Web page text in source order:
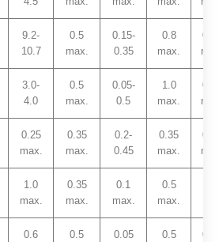
9.2-
10.7
0.5
max.
0.15-
0.35
0.8
max.
3.0-
4.0
0.5
max.
0.05-
0.5
1.0
max.
0.25
max.
0.35
max.
0.2-
0.45
0.35
max.
1.0
max.
0.35
max.
0.1
max.
0.5
max.
0.6
0.5
0.05
0.5